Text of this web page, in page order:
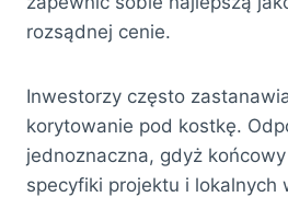
rozsądnej cenie.
Inwestorzy często
korytowanie pod kostkę.
jednoznaczna, gdyż
specyfiki projektu i lokalnych